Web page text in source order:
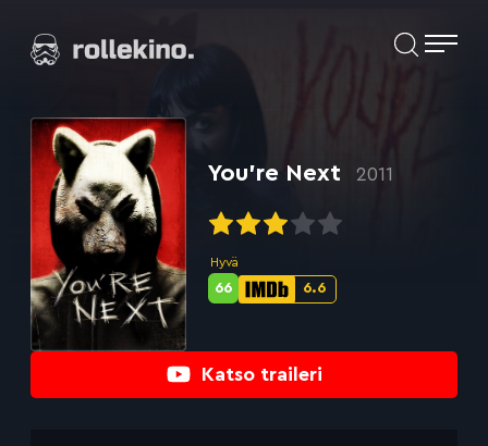
suoraan
Elokuvat ja elokuva-arviot | Rollekino.fi
jälkeen.
Katso traileri
You’re Next 2011
Hyvä
IMDb-
6.6
Metascore-
66